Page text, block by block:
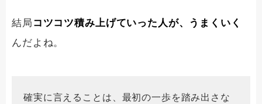
結局 コツコツ積み上げていった人が、うまくいく
んだよね。
確実に言えることは、最初の一歩を踏み出さな